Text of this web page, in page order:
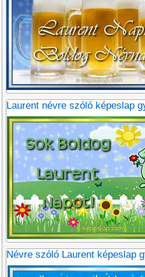
Laurent névre szóló képeslap
Névre szóló Laurent képeslap